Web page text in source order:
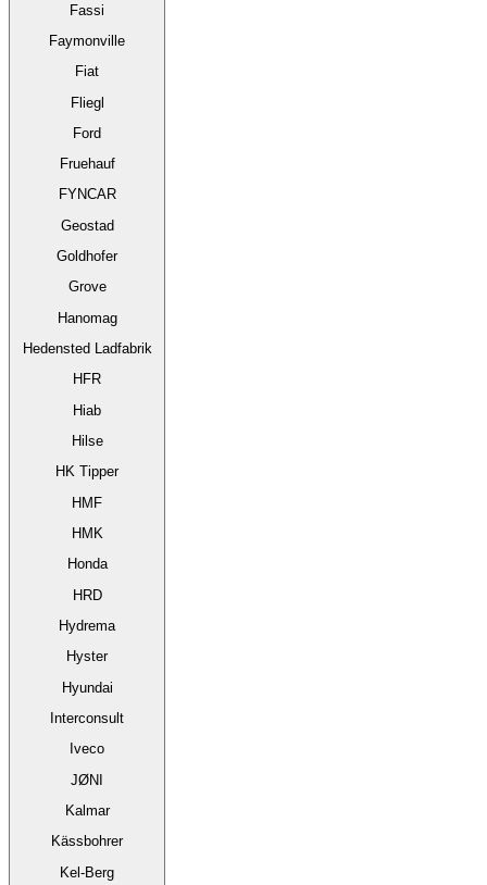
Fassi
Faymonville
Fiat
Fliegl
Ford
Fruehauf
FYNCAR
Geostad
Goldhofer
Grove
Hanomag
Hedensted Ladfabrik
HFR
Hiab
Hilse
HK Tipper
HMF
HMK
Honda
HRD
Hydrema
Hyster
Hyundai
Interconsult
Iveco
JØNI
Kalmar
Kässbohrer
Kel-Berg